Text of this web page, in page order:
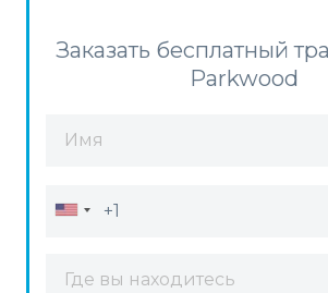
Заказать бесплатный
Parkwood